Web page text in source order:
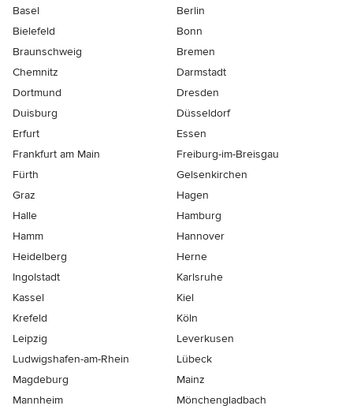
Basel
Berlin
Bielefeld
Bonn
Braunschweig
Bremen
Chemnitz
Darmstadt
Dortmund
Dresden
Duisburg
Düsseldorf
Erfurt
Essen
Frankfurt am Main
Freiburg-im-Breisgau
Fürth
Gelsenkirchen
Graz
Hagen
Halle
Hamburg
Hamm
Hannover
Heidelberg
Herne
Ingolstadt
Karlsruhe
Kassel
Kiel
Krefeld
Köln
Leipzig
Leverkusen
Ludwigshafen-am-Rhein
Lübeck
Magdeburg
Mainz
Mannheim
Mönchen­gladbach